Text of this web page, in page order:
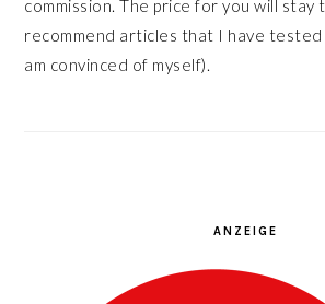
commission. The price for you will stay
recommend articles that I have tested
am convinced of myself).
ANZEIGE